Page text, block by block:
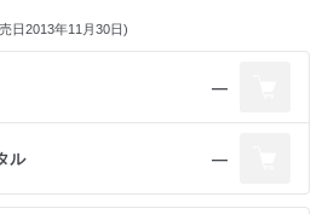
かった！ 冬服の正しいしまい方、伝授しま
れたい！
ディ｣は、日々、こうしてつくられる
｢おしゃれな体｣ってこういうこと！
実はランジェリーでつくれるんです
ゃれな体｣になれる！ 秘テク、教えます
しゃれな体｣になれるまでDiary
人」と呼ばれたい
日2013年11月30日)
―
ル ―